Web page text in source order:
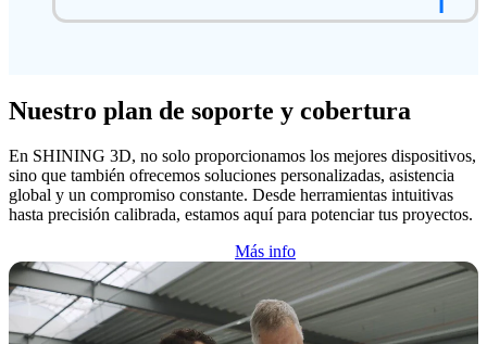
Nuestro plan de soporte y cobertura
En SHINING 3D, no solo proporcionamos los mejores dispositivos,
sino que también ofrecemos soluciones personalizadas, asistencia
global y un compromiso constante. Desde herramientas intuitivas
hasta precisión calibrada, estamos aquí para potenciar tus proyectos.
Más info